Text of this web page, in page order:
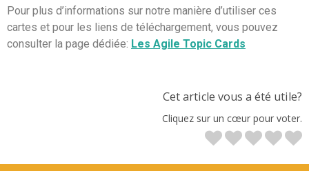
Pour plus d’informations sur notre manière d’utiliser ces
cartes et pour les liens de téléchargement, vous pouvez
consulter la page dédiée: Les Agile Topic Cards
Cet article vous a été utile?
Cliquez sur un cœur pour voter.